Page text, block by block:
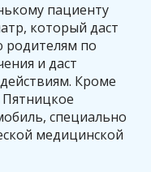
пациенту
который даст
родителям по
и даст
Кроме
специально
медицинской